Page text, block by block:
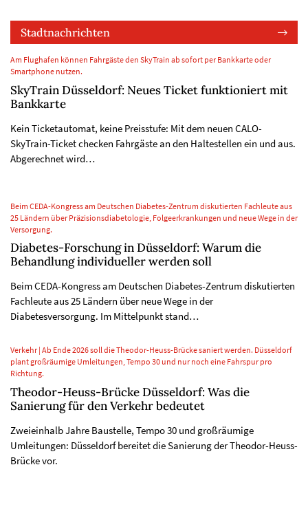
Stadtnachrichten
Am Flughafen können Fahrgäste den SkyTrain ab sofort per Bankkarte oder
Smartphone nutzen.
SkyTrain Düsseldorf: Neues Ticket funktioniert mit
Bankkarte
Kein Ticketautomat, keine Preisstufe: Mit dem neuen CALO-
SkyTrain-Ticket checken Fahrgäste an den Haltestellen ein und aus.
Abgerechnet wird…
Beim CEDA-Kongress am Deutschen Diabetes-Zentrum diskutierten Fachleute aus
25 Ländern über Präzisionsdiabetologie, Folgeerkrankungen und neue Wege in der
Versorgung.
Diabetes-Forschung in Düsseldorf: Warum die
Behandlung individueller werden soll
Beim CEDA-Kongress am Deutschen Diabetes-Zentrum diskutierten
Fachleute aus 25 Ländern über neue Wege in der
Diabetesversorgung. Im Mittelpunkt stand…
Verkehr | Ab Ende 2026 soll die Theodor-Heuss-Brücke saniert werden. Düsseldorf
plant großräumige Umleitungen, Tempo 30 und nur noch eine Fahrspur pro
Richtung.
Theodor-Heuss-Brücke Düsseldorf: Was die
Sanierung für den Verkehr bedeutet
Zweieinhalb Jahre Baustelle, Tempo 30 und großräumige
Umleitungen: Düsseldorf bereitet die Sanierung der Theodor-Heuss-
Brücke vor.